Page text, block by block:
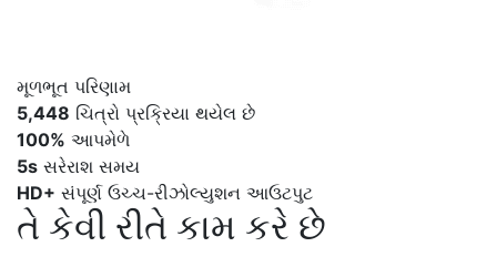
મૂળભૂત પરિણામ
5,448 ચિત્રો પ્રક્રિયા થયેલ છે
100% આપમેળે
5s સરેરાશ સમય
HD+ સંપૂર્ણ ઉચ્ચ-રીઝોલ્યુશન આઉટપુટ
તે કેવી રીતે કામ કરે છે